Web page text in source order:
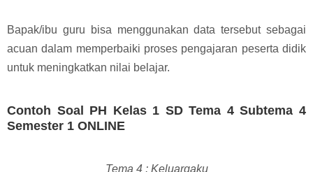
Bapak/ibu guru bisa menggunakan data tersebut sebagai
acuan dalam memperbaiki proses pengajaran peserta didik
untuk meningkatkan nilai belajar.
Contoh Soal PH Kelas 1 SD Tema 4 Subtema 4
Semester 1 ONLINE
Tema 4 : Keluargaku